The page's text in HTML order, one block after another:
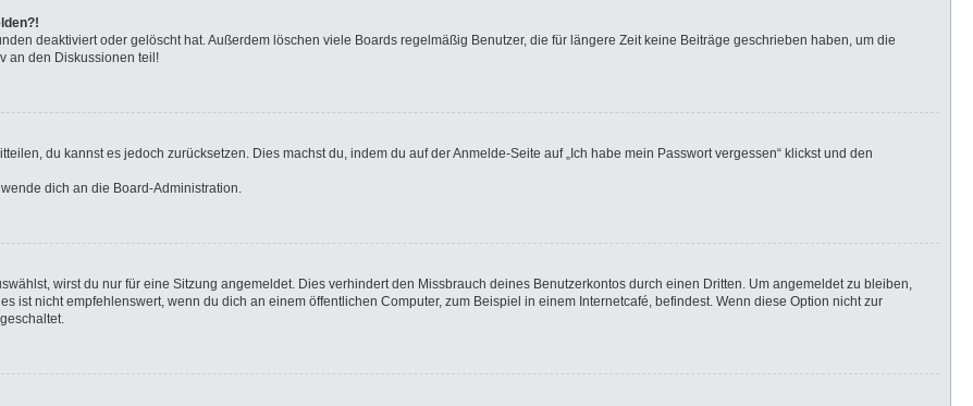
deaktiviert oder gelöscht hat. Außerdem löschen viele Boards regelmäßig Benutzer, die für längere Zeit keine Beiträge geschrieben haben, um die
an den Diskussionen teil!
du kannst es jedoch zurücksetzen. Dies machst du, indem du auf der Anmelde-Seite auf „Ich habe mein Passwort vergessen“ klickst und den
dich an die Board-Administration.
wirst du nur für eine Sitzung angemeldet. Dies verhindert den Missbrauch deines Benutzerkontos durch einen Dritten. Um angemeldet zu bleiben,
ist nicht empfehlenswert, wenn du dich an einem öffentlichen Computer, zum Beispiel in einem Internetcafé, befindest. Wenn diese Option nicht zur